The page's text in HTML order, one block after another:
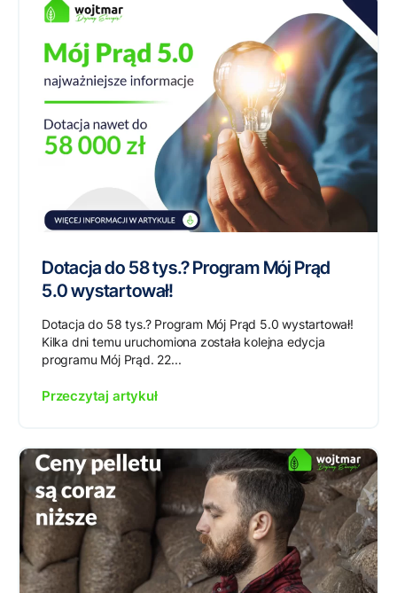
Dotacja do 58 tys.? Program Mój Prąd
5.0 wystartował!
Dotacja do 58 tys.? Program Mój Prąd 5.0 wystartował!
Kilka dni temu uruchomiona została kolejna edycja
programu Mój Prąd. 22...
Przeczytaj artykuł